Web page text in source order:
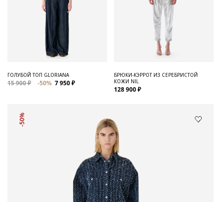
ГОЛУБОЙ ТОП GLORIANA
15 900 ₽ -50% 7 950 ₽
БРЮКИ-КЭРРОТ ИЗ СЕРЕБРИСТОЙ
КОЖИ NIL
128 900 ₽
-50%